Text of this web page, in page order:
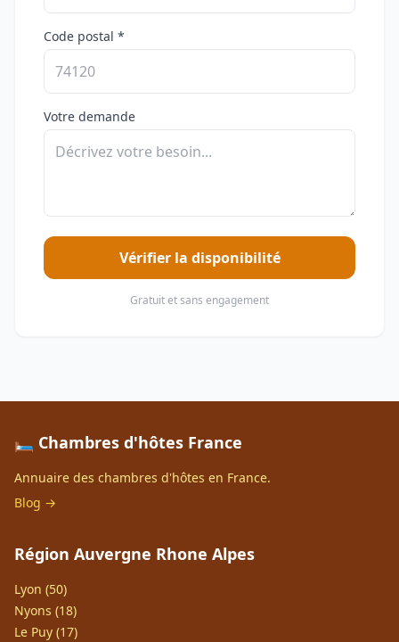
Code postal *
Votre demande
Vérifier la disponibilité
Gratuit et sans engagement
🛏️ Chambres d'hôtes France
Annuaire des chambres d'hôtes en France.
Blog →
Région Auvergne Rhone Alpes
Lyon (50)
Nyons (18)
Le Puy (17)